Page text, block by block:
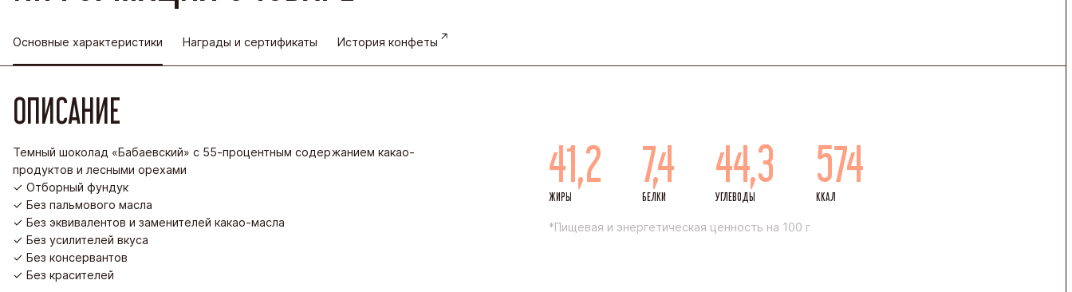
Основные характеристики Награды и сертификаты История конфеты
ОПИСАНИЕ
Темный шоколад «Бабаевский» с 55-процентным содержанием какао-
продуктов и лесными орехами
✓ Отборный фундук
✓ Без пальмового масла
✓ Без эквивалентов и заменителей какао-масла
✓ Без усилителей вкуса
✓ Без консервантов
✓ Без красителей
41,2
ЖИРЫ
7,4
БЕЛКИ
44,3
УГЛЕВОДЫ
574
ККАЛ
*Пищевая и энергетическая ценность на 100 г